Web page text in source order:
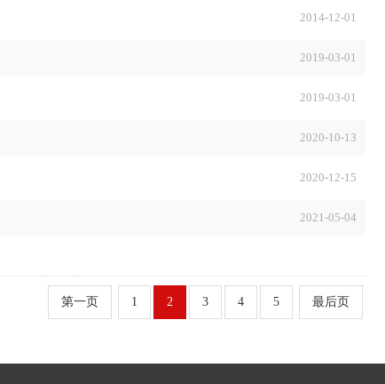
2014-12-01
2019-03-01
2019-03-01
2020-10-13
2020-12-15
2021-05-04
第一页 1 2 3 4 5 最后页